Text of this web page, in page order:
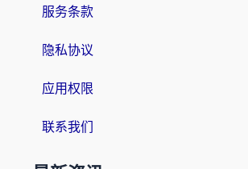
服务条款
隐私协议
应用权限
联系我们